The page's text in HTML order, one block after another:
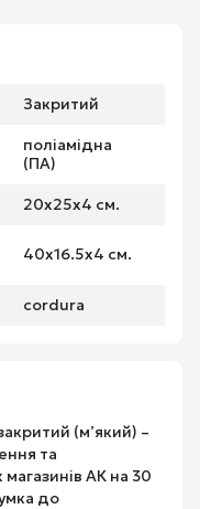
Закритий
поліамідна
(ПА)
20х25х4 см.
40х16.5х4 см.
cordura
(м’який) –
та
АК на 30
до